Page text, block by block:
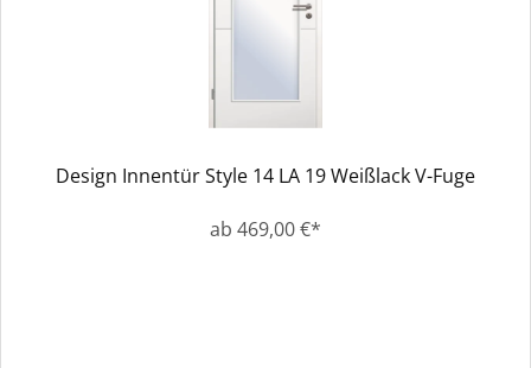
Design Innentür Style 14 LA 19 Weißlack V-Fuge
ab 469,00 €*